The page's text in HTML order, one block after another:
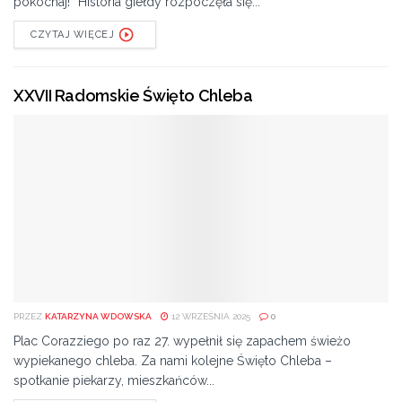
CZYTAJ WIĘCEJ
XXVII Radomskie Święto Chleba
PRZEZ KATARZYNA WDOWSKA 12 WRZEŚNIA 2025 0
Plac Corazziego po raz 27. wypełnił się zapachem świeżo
wypiekanego chleba. Za nami kolejne Święto Chleba –
spotkanie piekarzy, mieszkańców...